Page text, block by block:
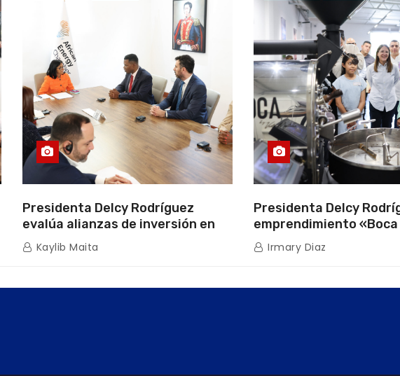
Presidenta Delcy Rodríguez
evalúa alianzas de inversión en
hidrocarburos con Cámara
Africana de Energía
Kaylib Maita
Presidenta Delcy
emprendimiento
que impulsa la
nacional hacia mercados
Irmary Diaz